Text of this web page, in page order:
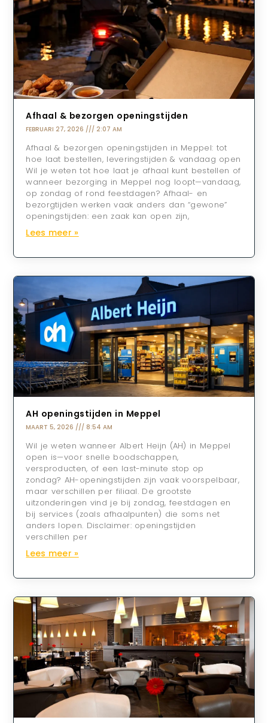
Afhaal & bezorgen openingstijden
FEBRUARI 27, 2026 2:07 AM
Afhaal & bezorgen openingstijden in Meppel: tot
hoe laat bestellen, leveringstijden & vandaag open
Wil je weten tot hoe laat je afhaal kunt bestellen of
wanneer bezorging in Meppel nog loopt—vandaag,
op zondag of rond feestdagen? Afhaal- en
bezorgtijden werken vaak anders dan “gewone”
openingstijden: een zaak kan open zijn,
Lees meer »
AH openingstijden in Meppel
MAART 5, 2026 8:54 AM
Wil je weten wanneer Albert Heijn (AH) in Meppel
open is—voor snelle boodschappen,
versproducten, of een last-minute stop op
zondag? AH-openingstijden zijn vaak voorspelbaar,
maar verschillen per filiaal. De grootste
uitzonderingen vind je bij zondag, feestdagen en
bij services (zoals afhaalpunten) die soms net
anders lopen. Disclaimer: openingstijden
verschillen per
Lees meer »